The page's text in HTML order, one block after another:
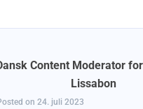
Content Moderator
Lissabon
on 24. juli 2023